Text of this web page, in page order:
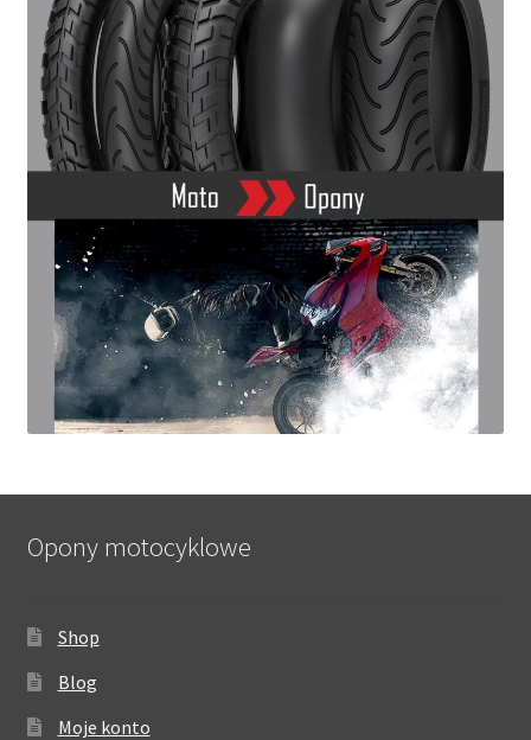
Opony motocyklowe
Shop
Blog
Moje konto